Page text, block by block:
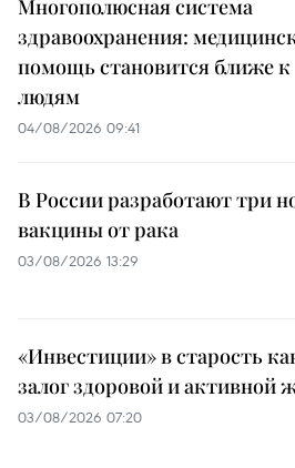
Многополюсная система
здравоохранения:
помощь становится ближе к
людям
04/08/2026 09:41
В России разработают три
вакцины от рака
03/08/2026 13:29
«Инвестиции» в старость
залог здоровой и активной
03/08/2026 07:20